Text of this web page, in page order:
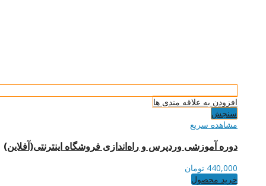
افزودن به علاقه مندی ها
سنجش
مشاهده سریع
دوره آموزشی وردپرس و راه‌اندازی فروشگاه اینترنتی(آفلاین)
440,000 تومان
خرید محصول